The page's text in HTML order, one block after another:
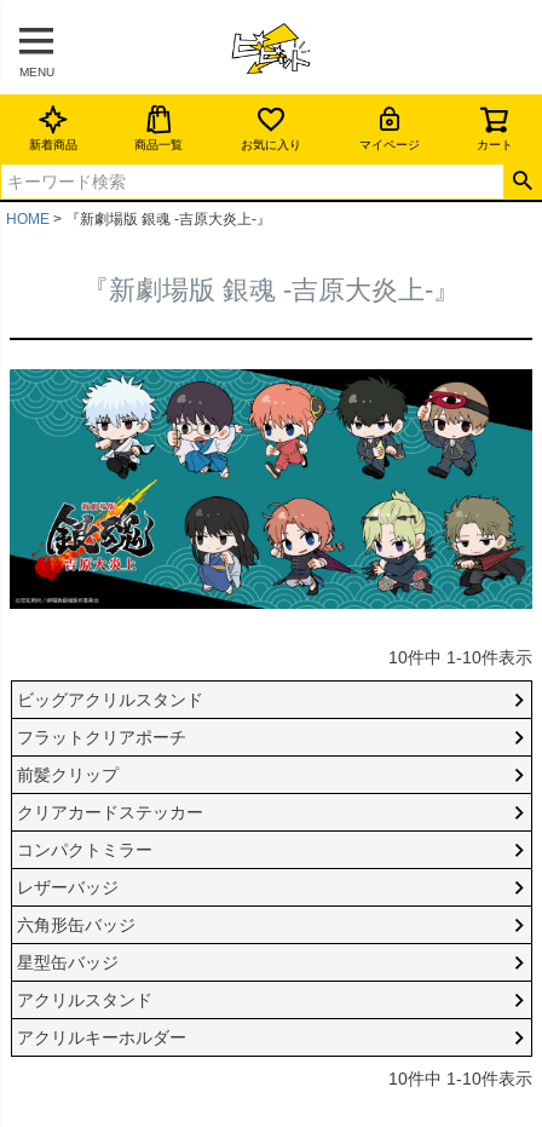
MENU
新着商品 商品一覧 お気に入り マイページ カート
HOME 『新劇場版 銀魂 -吉原大炎上-』
『新劇場版 銀魂 -吉原大炎上-』
10件中 1-10件表示
ビッグアクリルスタンド
フラットクリアポーチ
前髪クリップ
クリアカードステッカー
コンパクトミラー
レザーバッジ
六角形缶バッジ
星型缶バッジ
アクリルスタンド
アクリルキーホルダー
10件中 1-10件表示